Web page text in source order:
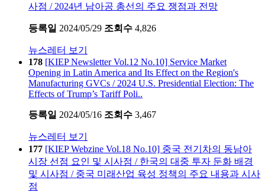
사점 / 2024년 남아공 총선의 주요 쟁점과 전망
등록일 2024/05/29 조회수 4,826
뉴스레터 보기
178 [KIEP Newsletter Vol.12 No.10] Service Market
Opening in Latin America and Its Effect on the Region's
Manufacturing GVCs / 2024 U.S. Presidential Election: The
Effects of Trump’s Tariff Poli..
등록일 2024/05/16 조회수 3,467
뉴스레터 보기
177 [KIEP Webzine Vol.18 No.10] 중국 전기차의 동남아
시장 선점 요인 및 시사점 / 한국의 대중 투자 둔화 배경
및 시사점 / 중국 미래산업 육성 정책의 주요 내용과 시사
점